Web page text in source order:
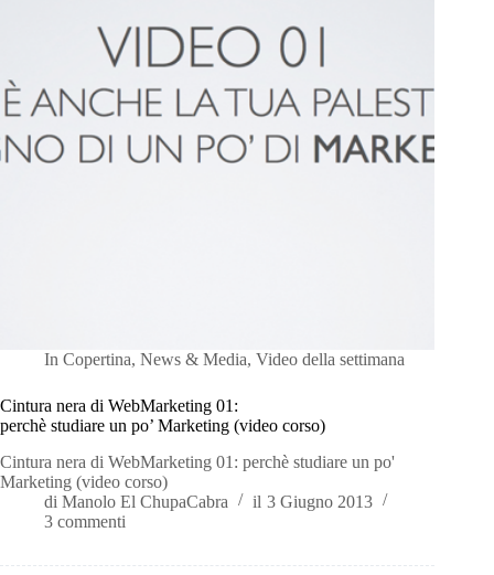
In Copertina,News & Media,Video della settimana
Cintura nera di WebMarketing 01:
perchè studiare un po’ Marketing (video corso)
Cintura nera di WebMarketing 01: perchè studiare un po'
Marketing (video corso)
di Manolo El ChupaCabra il 3 Giugno 2013
3 commenti